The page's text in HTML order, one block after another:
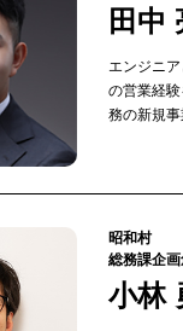
田中
エンジニ
の営業経
務の新規事
昭和村
総務課企
小林